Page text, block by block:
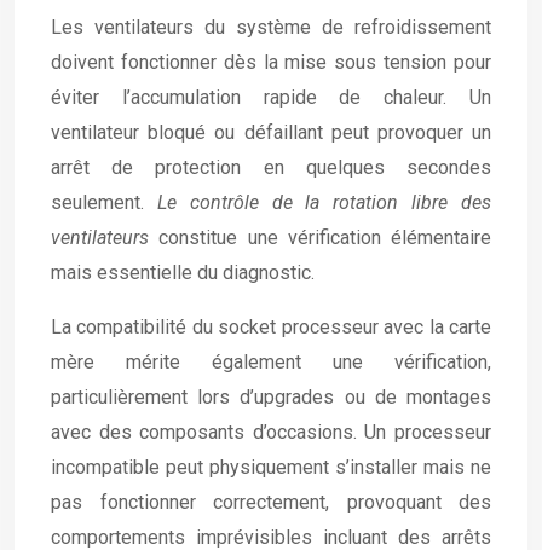
Les ventilateurs du système de refroidissement
doivent fonctionner dès la mise sous tension pour
éviter l’accumulation rapide de chaleur. Un
ventilateur bloqué ou défaillant peut provoquer un
arrêt de protection en quelques secondes
seulement. Le contrôle de la rotation libre des
ventilateursconstitue une vérification élémentaire
mais essentielle du diagnostic.
La compatibilité du socket processeur avec la carte
mère mérite également une vérification,
particulièrement lors d’upgrades ou de montages
avec des composants d’occasions. Un processeur
incompatible peut physiquement s’installer mais ne
pas fonctionner correctement, provoquant des
comportements imprévisibles incluant des arrêts